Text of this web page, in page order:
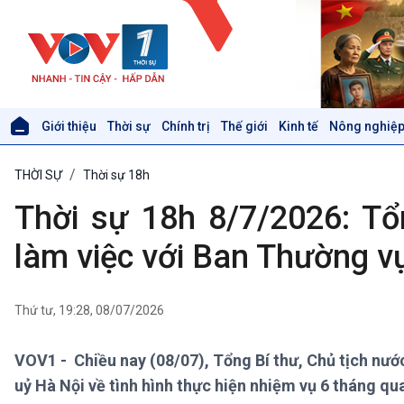
Giới thiệu Thời sự Chính trị Thế giới Kinh tế Nông
Thời sự 18h
Thời sự 21h30
Bản tin
Xã hội
Tin Đời sống & Xã hội
Khoa học & Công nghệ
Tin Khoa học & Công nghệ
THỜI SỰ Thời sự 18h
Thời sự 18h 8/7/2026:
làm việc với Ban Thường
Thứ tư, 19:28, 08/07/2026
VOV1 - Chiều nay (08/07), Tổng Bí thư, Chủ tịch
uỷ Hà Nội về tình hình thực hiện nhiệm vụ 6 tháng